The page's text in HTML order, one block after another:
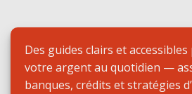
Des guides clairs et
votre argent au quotidien —
banques, crédits et stratégies